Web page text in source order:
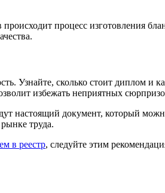
процесс изготовления
Узнайте, сколько стоит диплом и
избежать неприятных
настоящий документ, который
труда.
в реестр, следуйте этим